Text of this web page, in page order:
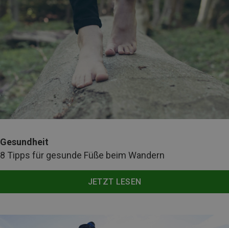
Gesundheit
8 Tipps für gesunde Füße beim Wandern
JETZT LESEN